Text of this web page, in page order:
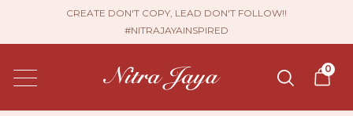
CREATE DON'T COPY, LEAD DON'T FOLLOW!!
#NITRAJAYAINSPIRED
0